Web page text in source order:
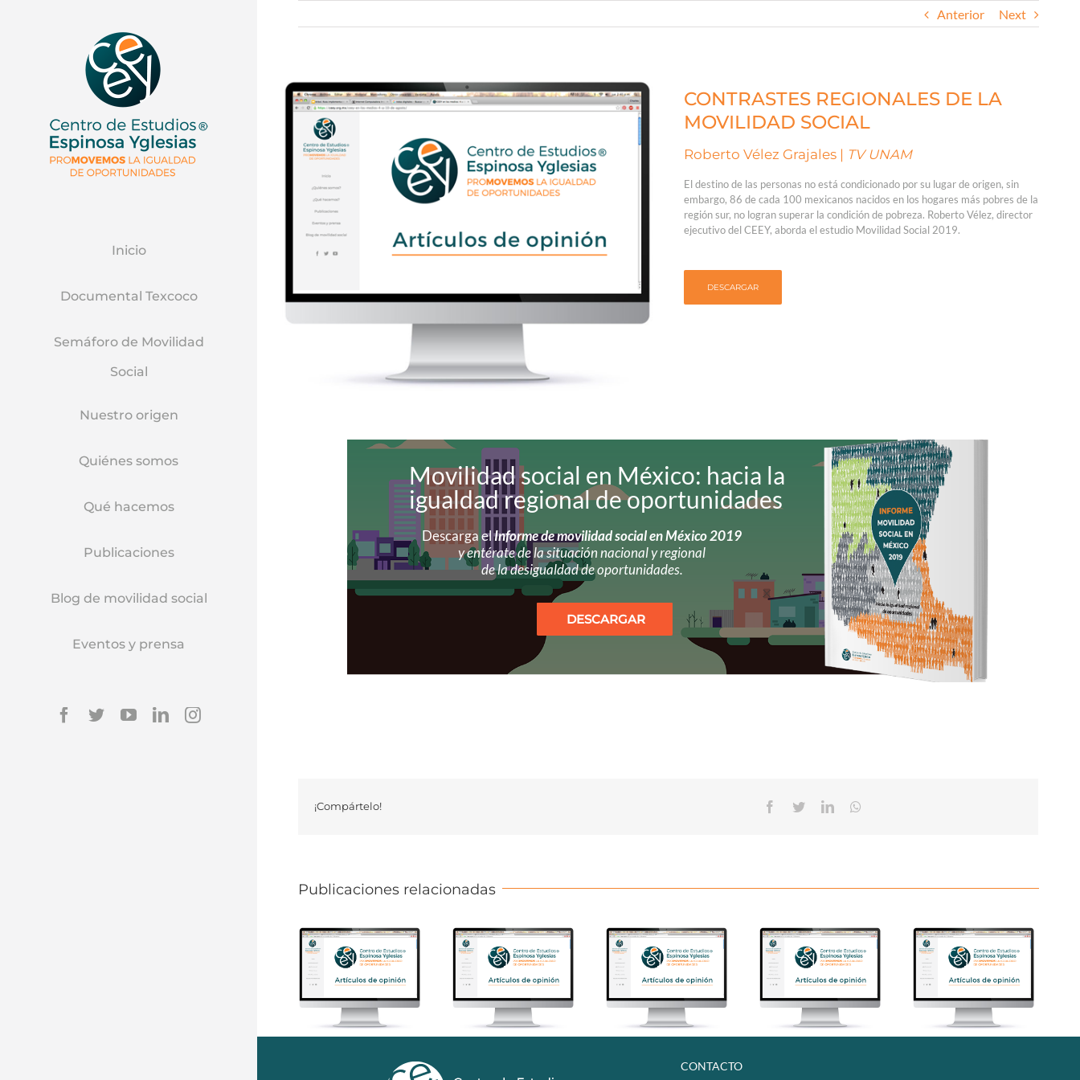
Inicio
Documental Texcoco
Semáforo de Movilidad
Social
Nuestro origen
Quiénes somos
Qué hacemos
Publicaciones
Blog de movilidad social
Eventos y prensa
Facebook
TwitterYouTubeLinkedinInstagram
Anterior Next
CONTRASTES REGIONALES DE LA
MOVILIDAD SOCIAL
Roberto Vélez Grajales | TV UNAM
El destino de las personas no está condicionado por su lugar de origen, sin
embargo, 86 de cada 100 mexicanos nacidos en los hogares más pobres de la
región sur, no logran superar la condición de pobreza. Roberto Vélez, director
ejecutivo del CEEY, aborda el estudio Movilidad Social 2019.
DESCARGAR
Movilidad social en México: hacia la
igualdad regional de oportunidades
Descarga elInforme de movilidad social en México 2019
y entérate de la situación nacional y regional
de la desigualdad de oportunidades.
DESCARGAR
¡Compártelo! Facebook
TwitterLinkedin
Publicaciones relacionadas
CONTACTO